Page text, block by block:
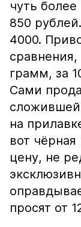
чуть
850
4000.
сравнения,
грамм, за
Сами
на
вот
цену, не
просят от